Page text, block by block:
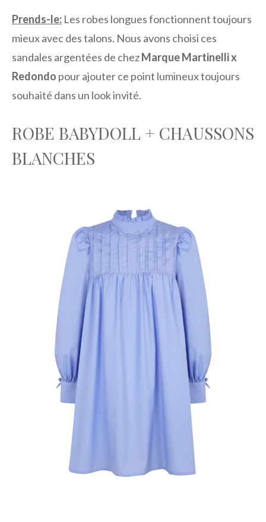
Prends-le: Les robes longues fonctionnent toujours
mieux avec des talons. Nous avons choisi ces
sandales argentées de chezMarque Martinelli x
Redondo pour ajouter ce point lumineux toujours
souhaité dans un look invité.
ROBE BABYDOLL + CHAUSSONS
BLANCHES